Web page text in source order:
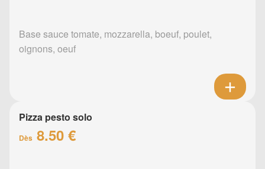
Base sauce tomate, mozzarella, boeuf, poulet,
oignons, oeuf
Pizza pesto solo
Dès 8.50 €